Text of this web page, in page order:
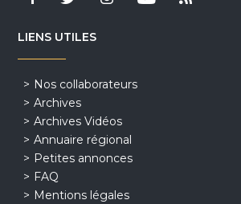
LIENS UTILES
Nos collaborateurs
Archives
Archives Vidéos
Annuaire régional
Petites annonces
FAQ
Mentions légales